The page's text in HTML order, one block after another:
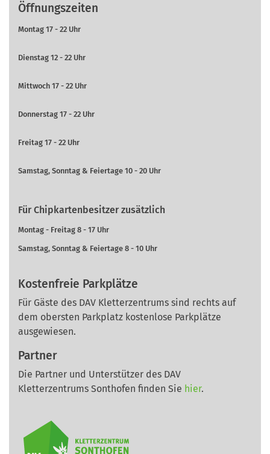
Öffnungszeiten
Montag 17 - 22 Uhr
Dienstag 12 - 22 Uhr
Mittwoch 17 - 22 Uhr
Donnerstag 17 - 22 Uhr
Freitag 17 - 22 Uhr
Samstag, Sonntag & Feiertage 10 - 20 Uhr
Für Chipkartenbesitzer zusätzlich
Montag - Freitag 8 - 17 Uhr
Samstag, Sonntag & Feiertage 8 - 10 Uhr
Kostenfreie Parkplätze
Für Gäste des DAV Kletterzentrums sind rechts auf
dem obersten Parkplatz kostenlose Parkplätze
ausgewiesen.
Partner
Die Partner und Unterstützer des DAV
Kletterzentrums Sonthofen finden Sie hier.